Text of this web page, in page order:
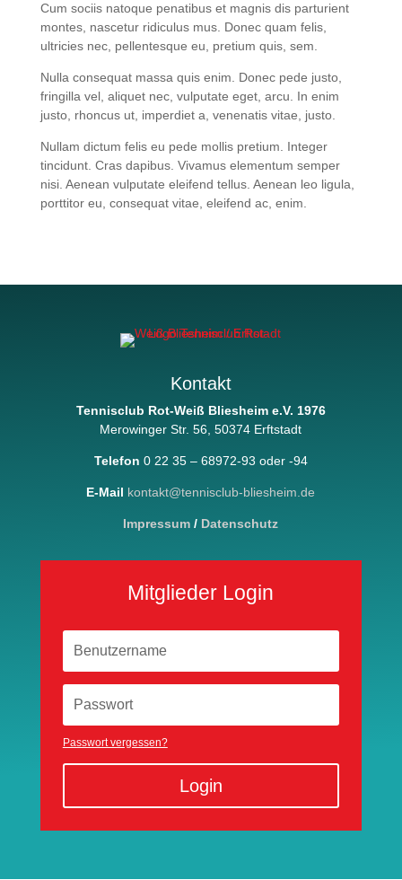
Cum sociis natoque penatibus et magnis dis parturient
montes, nascetur ridiculus mus. Donec quam felis,
ultricies nec, pellentesque eu, pretium quis, sem.
Nulla consequat massa quis enim. Donec pede justo,
fringilla vel, aliquet nec, vulputate eget, arcu. In enim
justo, rhoncus ut, imperdiet a, venenatis vitae, justo.
Nullam dictum felis eu pede mollis pretium. Integer
tincidunt. Cras dapibus. Vivamus elementum semper
nisi. Aenean vulputate eleifend tellus. Aenean leo ligula,
porttitor eu, consequat vitae, eleifend ac, enim.
Kontakt
Tennisclub Rot-Weiß Bliesheim e.V. 1976
Merowinger Str. 56, 50374 Erftstadt
Telefon 0 22 35 – 68972-93 oder -94
E-Mail kontakt@tennisclub-bliesheim.de
Impressum / Datenschutz
Mitglieder Login
Passwort vergessen?
Login